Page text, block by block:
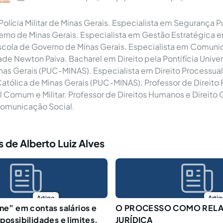
Militar de Minas Gerais. Especialista em Segurança
de Minas Gerais. Especialista em Gestão Estratégica
de Governo de Minas Gerais. Especialista em
Newton Paiva. Bacharel em Direito pela Pontifícia
Gerais (PUC-MINAS). Especialista em Direito
de Minas Gerais (PUC-MINAS). Professor de Direito
Comum e Militar. Professor de Direitos Humanos e Direito
Social.
de Alberto Luiz Alves
Artigo
em contas salários e
e limites.
O PROCESSO COMO
JURÍDICA